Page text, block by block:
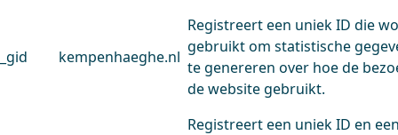
_gid kempenhaeghe.nl
Registreert een uniek ID die
gebruikt om statistische
te genereren over hoe de
de website gebruikt.
Registreert een uniek ID en